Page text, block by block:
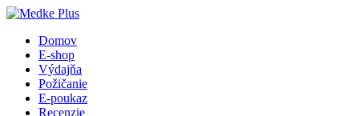
Domov
E-shop
Výdajňa
Požičanie
E-poukaz
Recenzie